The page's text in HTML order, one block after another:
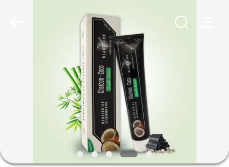
PRODUKTE
ÜBER